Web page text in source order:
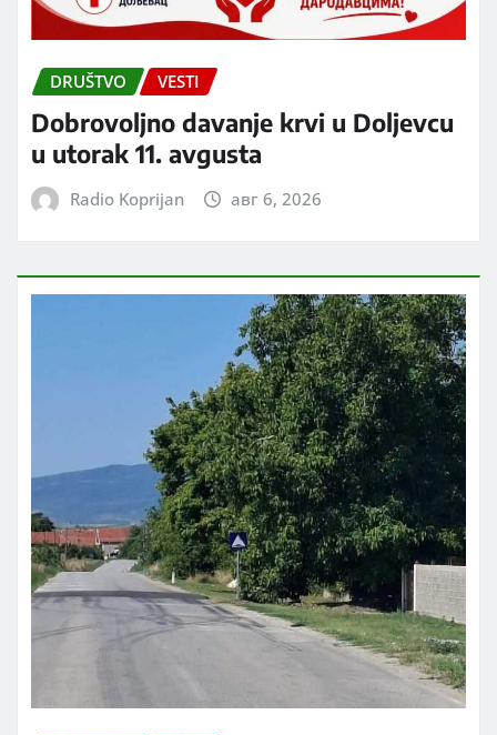
DRUŠTVO VESTI
Dobrovoljno davanje krvi u Doljevcu
u utorak 11. avgusta
Radio Koprijan авг 6, 2026